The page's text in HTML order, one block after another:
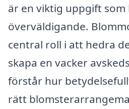
är en viktig uppgift som
överväldigande.
central roll i att hedra
skapa en vacker
förstår hur
rätt